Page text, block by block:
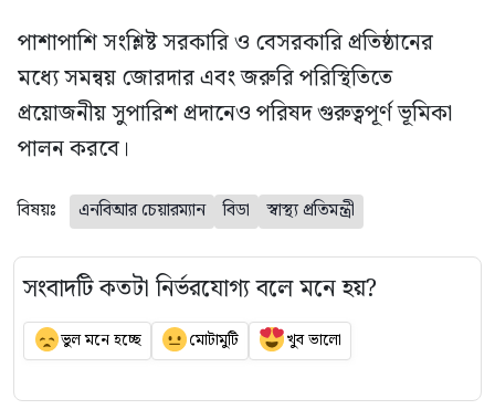
পাশাপাশি সংশ্লিষ্ট সরকারি ও বেসরকারি প্রতিষ্ঠানের
মধ্যে সমন্বয় জোরদার এবং জরুরি পরিস্থিতিতে
প্রয়োজনীয় সুপারিশ প্রদানেও পরিষদ গুরুত্বপূর্ণ ভূমিকা
পালন করবে।
বিষয়ঃ এনবিআর চেয়ারম্যান বিডা স্বাস্থ্য প্রতিমন্ত্রী
সংবাদটি কতটা নির্ভরযোগ্য বলে মনে হয়?
ভুল মনে হচ্ছে মোটামুটি খুব ভালো